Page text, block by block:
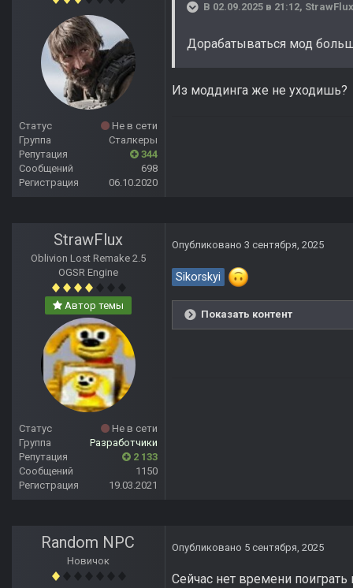
Статус
Не в сети
Группа
Сталкеры
Репутация
344
Сообщений
698
Регистрация
06.10.2020
В 02.09.2025 в 21:12, StrawFlux
Дорабатываться мод
Из моддинга же не уходишь?
StrawFlux
Oblivion Lost Remake 2.5
OGSR Engine
Автор темы
Статус
Не в сети
Группа
Разработчики
Репутация
2 133
Сообщений
1150
Регистрация
19.03.2021
Опубликовано 3 сентября, 2025
Sikorskyi
Показать контент
Random NPC
Новичок
Опубликовано 5 сентября, 2025
Сейчас нет времени